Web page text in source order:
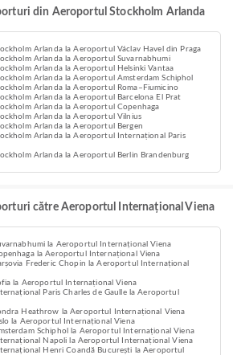
din Aeroportul Stockholm Arlanda
Arlanda la Aeroportul Václav Havel din Praga
Arlanda la Aeroportul Suvarnabhumi
Arlanda la Aeroportul Helsinki Vantaa
Arlanda la Aeroportul Amsterdam Schiphol
Arlanda la Aeroportul Roma–Fiumicino
Arlanda la Aeroportul Barcelona El Prat
Arlanda la Aeroportul Copenhaga
Arlanda la Aeroportul Vilnius
Arlanda la Aeroportul Bergen
Arlanda la Aeroportul Internațional Paris
Arlanda la Aeroportul Berlin Brandenburg
către Aeroportul Internațional Viena
la Aeroportul Internațional Viena
la Aeroportul Internațional Viena
Frederic Chopin la Aeroportul Internațional
la Aeroportul Internațional Viena
Paris Charles de Gaulle la Aeroportul
Heathrow la Aeroportul Internațional Viena
la Aeroportul Internațional Viena
Schiphol la Aeroportul Internațional Viena
Napoli la Aeroportul Internațional Viena
Henri Coandă București la Aeroportul